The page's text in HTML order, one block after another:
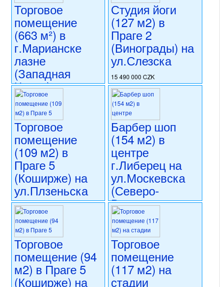
Торговое
помещение
(663 м²) в
г.Марианске
лазне
(Западная
Чехия) на
ул.Главни
Тржида
16 900 000 CZK
регион:Западная Чехия
раздел: объекты для
коммерческого использования
состояние: стандарт
номер объекта:20723
Студия йоги
(127 м2) в
Праге 2
(Винограды) на
ул.Слезска
15 490 000 CZK
регион:Прага 2
раздел: объекты для
коммерческого использования
состояние: стандарт
номер объекта: 20689
Торговое
помещение
(109 м2) в
Праге 5
(Коширже) на
ул.Плзеньска
11 900 000 CZK
регион:Прага 5
раздел: объекты для
коммерческого использования
состояние: после
реконструкции
номер объекта:20286
Барбер шоп
(154 м2) в
центре
г.Либерец на
ул.Москевска
(Северо-
Восточная
Чехия)
16 000 000 CZK
регион:Северо-Восточная
Чехия
раздел: объекты для
коммерческого использования
состояние: стандарт
Торговое
помещение (94
м2) в Праге 5
(Коширже) на
Торговое
помещение
(117 м2) на
стадии